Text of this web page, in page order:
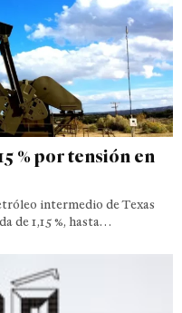
% por tensión en
intermedio de Texas
de 1,15 %, hasta…